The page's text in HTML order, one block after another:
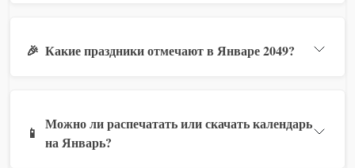
🎉 Какие праздники отмечают в Январе 2049?
📱
Можно ли распечатать или скачать календарь
на Январь?